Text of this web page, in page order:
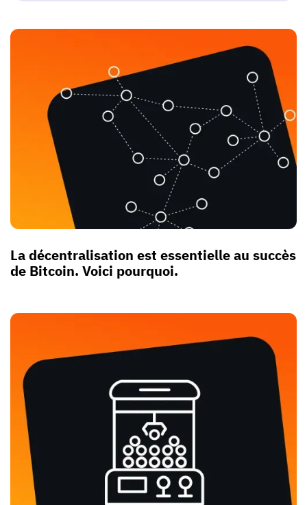
La décentralisation est essentielle au succès
de Bitcoin. Voici pourquoi.